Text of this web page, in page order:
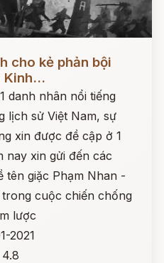
cho kẻ phản bội
Kinh...
danh nhân nổi tiếng
lịch sử Việt Nam, sự
xin được đề cập ở 1
nay xin gửi đến các
tên giặc Phạm Nhan -
cuộc chiến chống
lược
2021
4.8